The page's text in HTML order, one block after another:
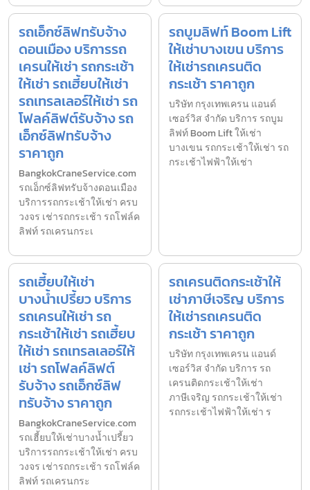
รถเอ็กซ์ลิฟทรับจ้าง
ดอนเมือง บริการรถ
เครนให้เช่า รถกระเช้า
ให้เช่า รถเฮี้ยบให้เช่า
รถเทรลเลอร์ให้เช่า รถ
โฟลค์ลิฟต์รับจ้าง รถ
เอ็กซ์ลิฟทรับจ้าง
ราคาถูก
BangkokCraneService.com
รถเอ็กซ์ลิฟทรับจ้างดอนเมือง
บริการรถกระเช้าให้เช่า ครบ
วงจร เช่ารถกระเช้า รถโฟล์ค
ลิฟท์ รถเครนกระเ
รถบูมลิฟท์ Boom Lift
ให้เช่าบางเขน บริการ
ให้เช่ารถเครนติด
กระเช้า ราคาถูก
บริษัท กรุงเทพเครน แอนด์
เซอร์วิส จำกัด บริการ รถบูม
ลิฟท์ Boom Lift ให้เช่า
บางเขน รถกระเช้าให้เช่า รถ
กระเช้าไฟฟ้าให้เช่า
รถเฮี้ยบให้เช่า
บางน้ำเปรี้ยว บริการ
รถเครนให้เช่า รถ
กระเช้าให้เช่า รถเฮี้ยบ
ให้เช่า รถเทรลเลอร์ให้
เช่า รถโฟลค์ลิฟต์
รับจ้าง รถเอ็กซ์ลิฟ
ทรับจ้าง ราคาถูก
BangkokCraneService.com
รถเฮี้ยบให้เช่าบางน้ำเปรี้ยว
บริการรถกระเช้าให้เช่า ครบ
วงจร เช่ารถกระเช้า รถโฟล์ค
ลิฟท์ รถเครนกระ
รถเครนติดกระเช้าให้
เช่าภาษีเจริญ บริการ
ให้เช่ารถเครนติด
กระเช้า ราคาถูก
บริษัท กรุงเทพเครน แอนด์
เซอร์วิส จำกัด บริการ รถ
เครนติดกระเช้าให้เช่า
ภาษีเจริญ รถกระเช้าให้เช่า
รถกระเช้าไฟฟ้าให้เช่า ร